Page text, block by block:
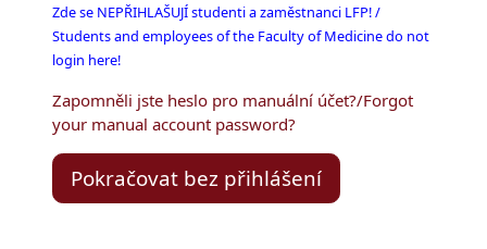
Zde se NEPŘIHLAŠUJÍ studenti a zaměstnanci LFP! /
Students and employees of the Faculty of Medicine do not
login here!
Zapomněli jste heslo pro manuální účet?/Forgot
your manual account password?
Pokračovat bez přihlášení